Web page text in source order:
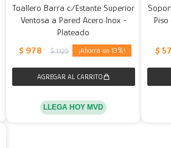
Toallero Barra c/Estante Superior
Ventosa a Pared Acero Inox -
Plateado
$ 978 $ 1.125 13
LLEGA HOY MVD
$